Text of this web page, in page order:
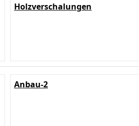
Holzverschalungen
Anbau-2